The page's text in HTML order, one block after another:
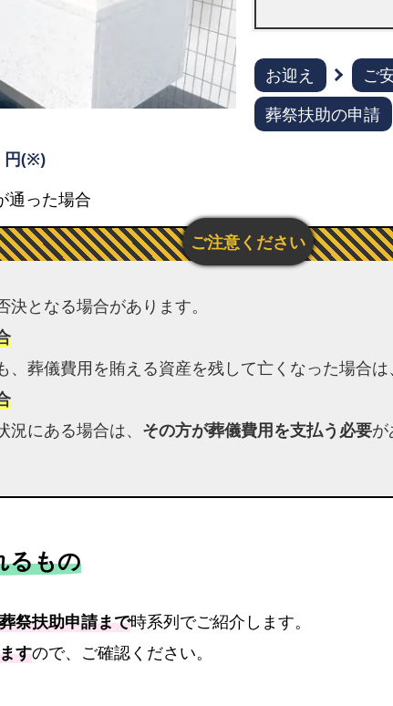
お
迎
え
の
郡
宇
火
場
報
ま
円(※)
通った場合
お迎え ご
葬祭扶助の申請
となる場合があります。
葬儀費用を賄える資産を残して亡くなった場合は、
にある場合は、 その方が葬儀費用を支払う必要が
るもの
祭扶助申請まで時系列でご紹介します。
すので、ご確認ください。